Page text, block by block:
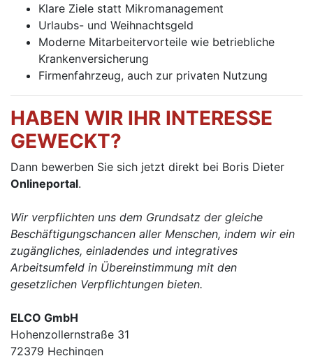
Klare Ziele statt Mikromanagement
Urlaubs- und Weihnachtsgeld
Moderne Mitarbeitervorteile wie betriebliche
Krankenversicherung
Firmenfahrzeug, auch zur privaten Nutzung
HABEN WIR IHR INTERESSE
GEWECKT?
Dann bewerben Sie sich jetzt direkt bei Boris Dieter
Onlineportal.
Wir verpflichten uns dem Grundsatz der gleiche
Beschäftigungschancen aller Menschen, indem wir ein
zugängliches, einladendes und integratives
Arbeitsumfeld in Übereinstimmung mit den
gesetzlichen Verpflichtungen bieten.
ELCO GmbH
Hohenzollernstraße 31
72379 Hechingen